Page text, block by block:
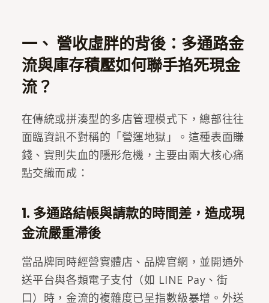
一、 營收虛胖的背後：多通路金
流與庫存積壓如何聯手掐死現金
流？
在傳統或拼湊型的多店管理模式下，總部往往
面臨資訊不對稱的「營運地獄」。這種表面賺
錢、實則失血的隱形危機，主要由兩大核心痛
點交織而成：
1. 多通路結帳與請款的時間差，造成現
金流嚴重滯後
當品牌同時經營實體店、品牌官網，並開通外
送平台與各類電子支付（如 LINE Pay、街
口）時，金流的複雜度已呈指數級暴增。外送